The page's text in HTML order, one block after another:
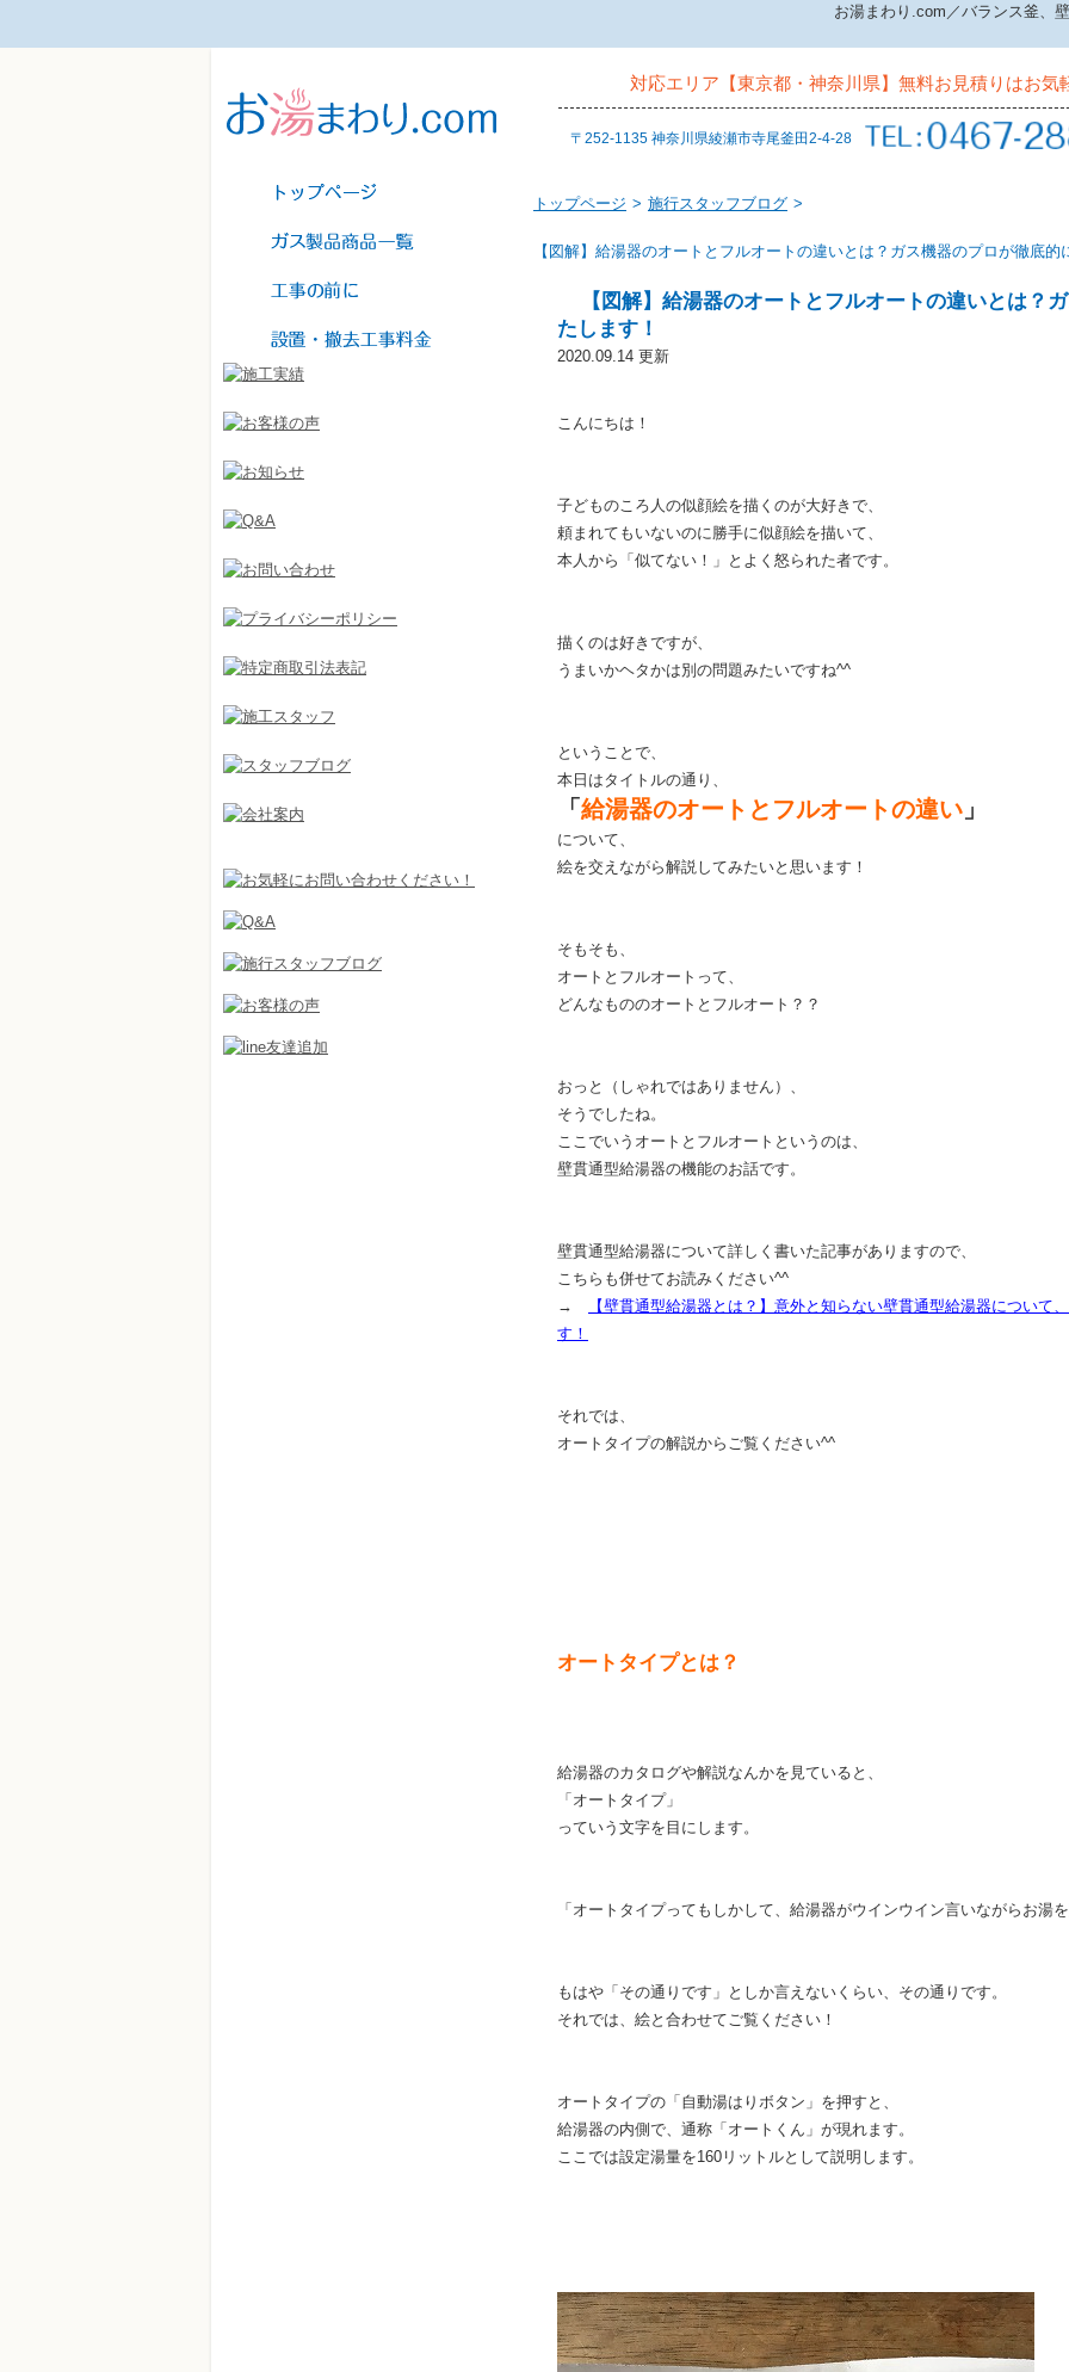
お湯まわり.com／バランス釜、
対応エリア【東京都・神奈川県】 無料お見積りはお気
〒252-1135 神奈川県綾瀬市寺尾釜田2-4-28
トップページ > 施行スタッフブログ >
【図解】給湯器のオートとフルオートの違いとは？ガス機器のプロが徹底的
【図解】給湯器のオートとフルオートの違いとは？
たします！
2020.09.14 更新
こんにちは！
子どものころ人の似顔絵を描くのが大好きで、
頼まれてもいないのに勝手に似顔絵を描いて、
本人から「似てない！」とよく怒られた者です。
描くのは好きですが、
うまいかヘタかは別の問題みたいですね^^
ということで、
本日はタイトルの通り、
「 給湯器のオートとフルオートの違い 」
について、
絵を交えながら解説してみたいと思います！
そもそも、
オートとフルオートって、
どんなもののオートとフルオート？？
おっと（しゃれではありません）、
そうでしたね。
ここでいうオートとフルオートというのは、
壁貫通型給湯器の機能のお話です。
壁貫通型給湯器について詳しく書いた記事がありますので、
こちらも併せてお読みください^^
→
【壁貫通型給湯器とは？】意外と知らない壁貫通型給湯器について
す！
それでは、
オートタイプの解説からご覧ください^^
オートタイプとは？
給湯器のカタログや解説なんかを見ていると、
「オートタイプ」
っていう文字を目にします。
「オートタイプってもしかして、給湯器がウインウイン言いながらお湯
もはや「その通りです」としか言えないくらい、その通りです。
それでは、絵と合わせてご覧ください！
オートタイプの「自動湯はりボタン」を押すと、
給湯器の内側で、通称「オートくん」が現れます。
ここでは設定湯量を160リットルとして説明します。